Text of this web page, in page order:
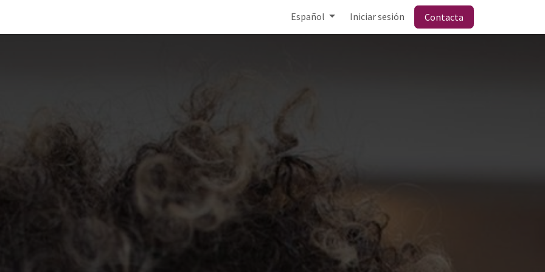
Español Iniciar sesión Contacta